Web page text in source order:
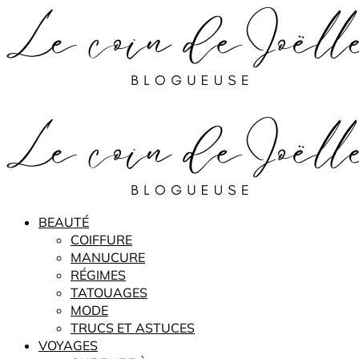
BEAUTÉ
COIFFURE
MANUCURE
RÉGIMES
TATOUAGES
MODE
TRUCS ET ASTUCES
VOYAGES